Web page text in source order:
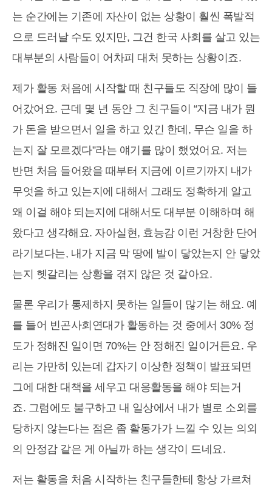
는 순간에는 기존에 자산이 없는 상황이 훨씬 폭발적
으로 드러날 수도 있지만, 그건 한국 사회를 살고 있는
대부분의 사람들이 어차피 대처 못하는 상황이죠.
제가 활동 처음에 시작할 때 친구들도 직장에 많이 들
어갔어요. 근데 몇 년 동안 그 친구들이 “지금 내가 뭔
가 돈을 받으면서 일을 하고 있긴 한데, 무슨 일을 하
는지 잘 모르겠다”라는 얘기를 많이 했었어요. 저는
반면 처음 들어왔을 때부터 지금에 이르기까지 내가
무엇을 하고 있는지에 대해서 그래도 정확하게 알고
왜 이걸 해야 되는지에 대해서도 대부분 이해하며 해
왔다고 생각해요. 자아실현, 효능감 이런 거창한 단어
라기보다는, 내가 지금 막 땅에 발이 닿았는지 안 닿았
는지 헷갈리는 상황을 겪지 않은 것 같아요.
물론 우리가 통제하지 못하는 일들이 많기는 해요. 예
를 들어 빈곤사회연대가 활동하는 것 중에서 30% 정
도가 정해진 일이면 70%는 안 정해진 일이거든요. 우
리는 가만히 있는데 갑자기 이상한 정책이 발표되면
그에 대한 대책을 세우고 대응활동을 해야 되는거
죠. 그럼에도 불구하고 내 일상에서 내가 별로 소외를
당하지 않는다는 점은 좀 활동가가 느낄 수 있는 의외
의 안정감 같은 게 아닐까 하는 생각이 드네요.
저는 활동을 처음 시작하는 친구들한테 항상 가르쳐